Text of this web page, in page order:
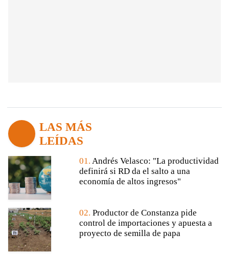
LAS MÁS
LEÍDAS
01. Andrés Velasco: "La productividad
definirá si RD da el salto a una
economía de altos ingresos"
02. Productor de Constanza pide
control de importaciones y apuesta a
proyecto de semilla de papa